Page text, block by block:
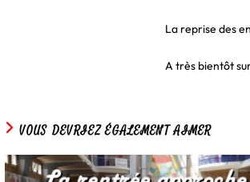
La reprise des
A très bientôt
VOUS DEVRIEZ ÉGALEMENT AIMER